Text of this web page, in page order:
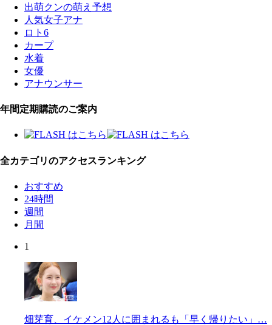
出萌クンの萌え予想
人気女子アナ
ロト6
カープ
水着
女優
アナウンサー
年間定期購読のご案内
全カテゴリのアクセスランキング
おすすめ
24時間
週間
月間
1
畑芽育、イケメン12人に囲まれるも「早く帰りたい」…